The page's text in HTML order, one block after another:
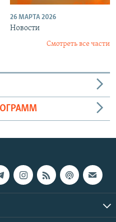
26 МАРТА 2026
Новости
Смотреть все части